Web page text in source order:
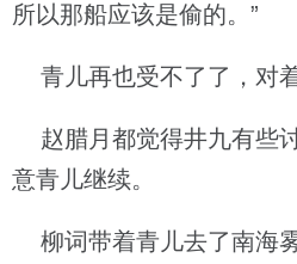
所以那船应该是偷的。”
青儿再也受不了了，对着
赵腊月都觉得井九有些
意青儿继续。
柳词带着青儿去了南海